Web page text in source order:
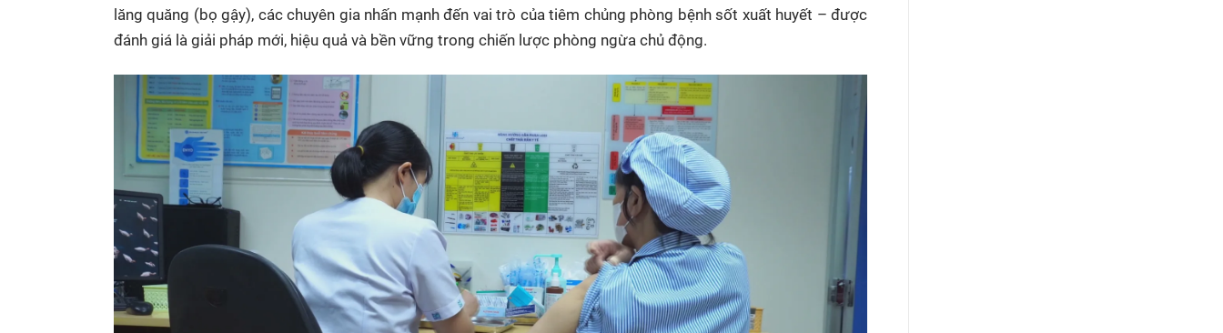
lăng quăng (bọ gậy), các chuyên gia nhấn mạnh đến vai trò của tiêm chủng phòng bệnh sốt xuất huyết – được
đánh giá là giải pháp mới, hiệu quả và bền vững trong chiến lược phòng ngừa chủ động.